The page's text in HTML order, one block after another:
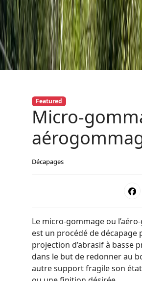
Featured
Micro-
Décapages
Le micro-gommage ou
est un procédé de décapage
projection d’abrasif à basse
dans le but de redonner au
autre support fragile son état